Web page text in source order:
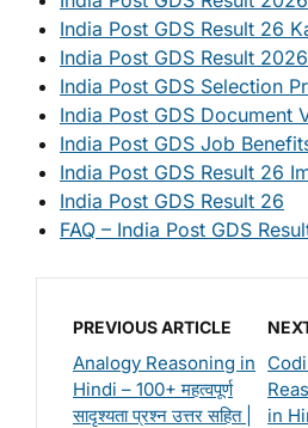
India Post GDS Result 26
India Post GDS Result
India Post GDS Selection
India Post GDS Document
India Post GDS Job
India Post GDS Result 26
India Post GDS Result 26
FAQ – India Post GDS
PREVIOUS ARTICLE
Analogy Reasoning in
Hindi – 100+ महत्वपूर्ण
सादृश्यता प्रश्न उत्तर सहित |
in